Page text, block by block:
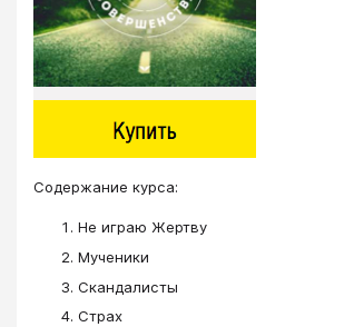
Cодержание курса:
Не играю Жертву
Мученики
Скандалисты
Страх